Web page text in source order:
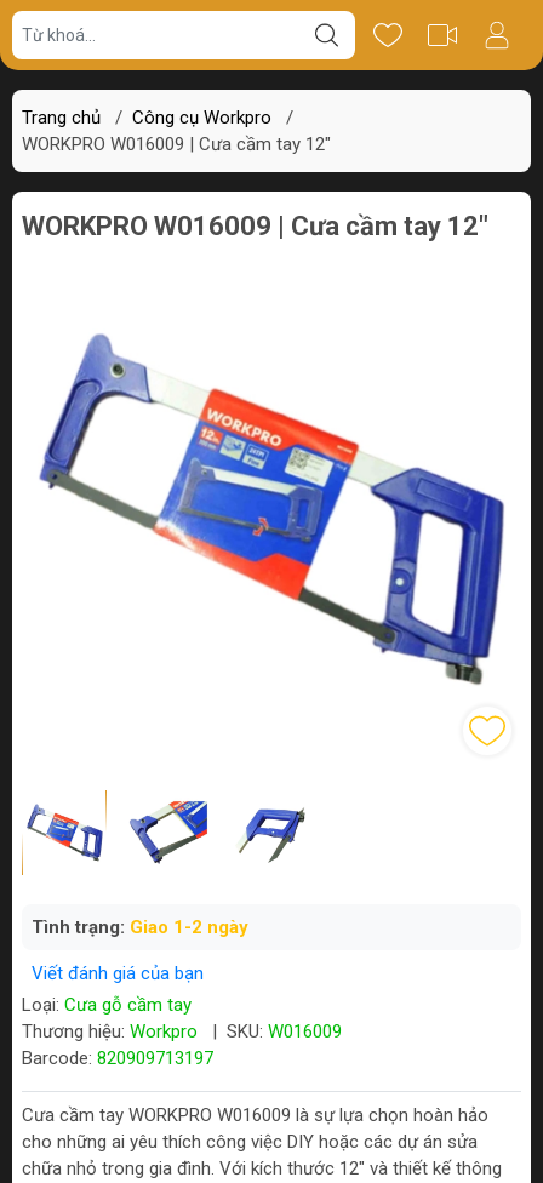
Trang chủ / Công cụ Workpro
/
WORKPRO W016009 | Cưa cầm tay 12"
Giá bán Thông số Review
WORKPRO W016009 | Cưa cầm tay 12"
Tình trạng: Giao 1-2 ngày
Viết đánh giá của bạn
Loại: Cưa gỗ cầm tay
Thương hiệu: Workpro SKU: W016009
Barcode: 820909713197
Cưa cầm tay WORKPRO W016009 là sự lựa chọn hoàn hảo
cho những ai yêu thích công việc DIY hoặc các dự án sửa
chữa nhỏ trong gia đình. Với kích thước 12" và thiết kế thông